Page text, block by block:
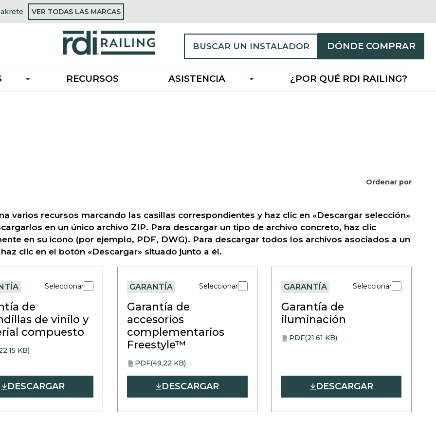
VER TODAS LAS MARCASOPENS
IN
A
NEW
TAB
BUSCAR UN INSTALADOR DÓNDE COMPRAR
RECURSOS ASISTENCIA ¿POR QUÉ RDI RAILING?
Ordenar por
varios recursos marcando las casillas correspondientes y haz clic en «Descargar selección»
en un único archivo ZIP. Para descargar un tipo de archivo concreto, haz clic
en su icono (por ejemplo, PDF, DWG). Para descargar todos los archivos asociados a un
clic en el botón «Descargar» situado junto a él.
Seleccionar
de
de vinilo y
compuesto
KB)
DESCARGAR
GARANTÍA Seleccionar
Garantía de
accesorios
complementarios
Freestyle™
PDF PDF(49,22 KB)
opens
in
new
DESCARGAR
GARANTÍA Seleccionar
Garantía de
iluminación
PDF PDF(21,61 KB)
opens
DESCARGAR